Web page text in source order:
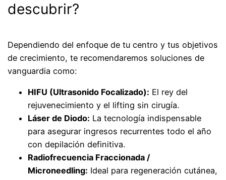
descubrir?
Dependiendo del enfoque de tu centro y tus objetivos
de crecimiento, te recomendaremos soluciones de
vanguardia como:
HIFU (Ultrasonido Focalizado): El rey del
rejuvenecimiento y el lifting sin cirugía.
Láser de Diodo: La tecnología indispensable
para asegurar ingresos recurrentes todo el año
con depilación definitiva.
Radiofrecuencia Fraccionada /
Microneedling: Ideal para regeneración cutánea,